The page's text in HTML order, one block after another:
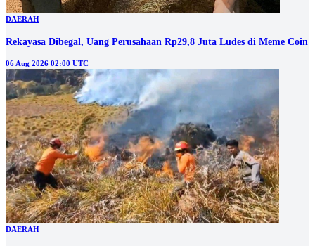
DAERAH
Rekayasa Dibegal, Uang Perusahaan Rp29,8 Juta Ludes di Meme Coin
06 Aug 2026 02:00 UTC
DAERAH